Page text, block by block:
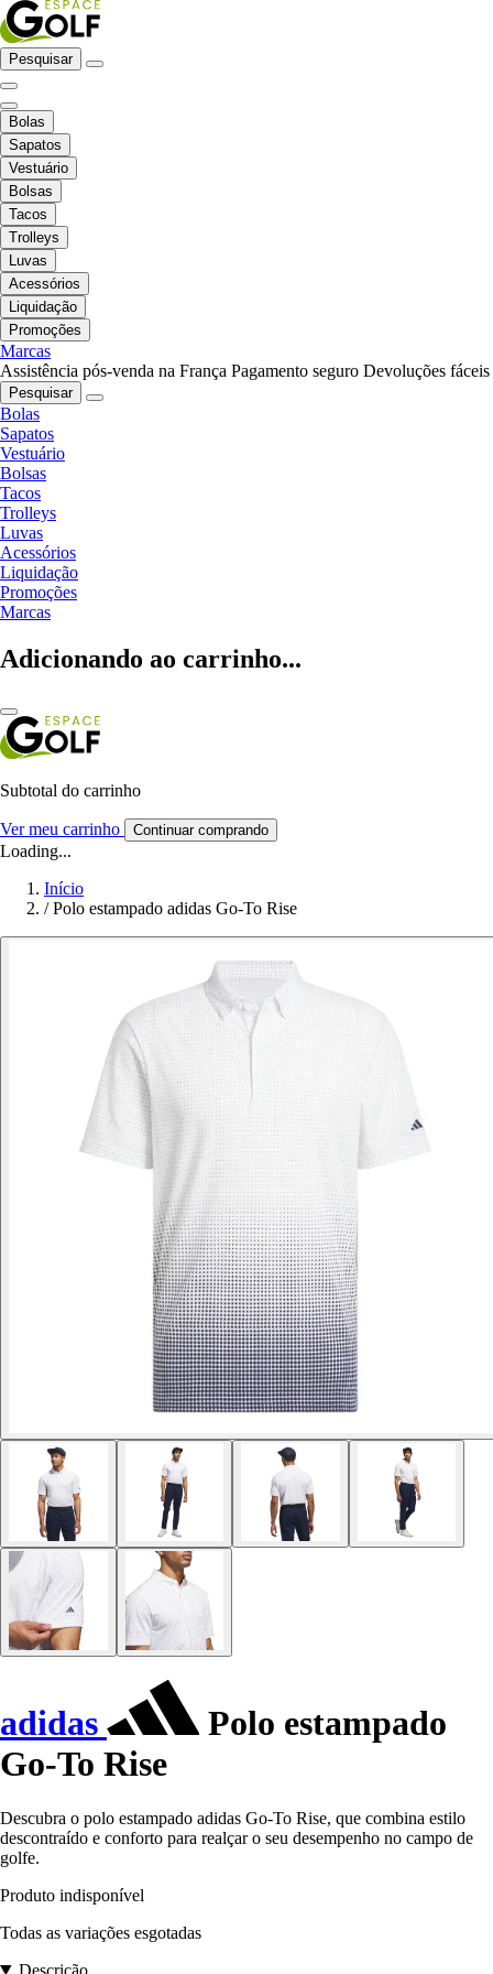
Pesquisar
Bolas
Sapatos
Vestuário
Bolsas
Tacos
Trolleys
Luvas
Acessórios
Liquidação
Promoções
Marcas
Assistência pós-venda na França Pagamento seguro Devoluções fáceis
Pesquisar
Bolas
Sapatos
Vestuário
Bolsas
Tacos
Trolleys
Luvas
Acessórios
Liquidação
Promoções
Marcas
Adicionando ao carrinho...
Subtotal do carrinho
Ver meu carrinho Continuar comprando
Loading...
Início
/ Polo estampado adidas Go-To Rise
adidas
Polo estampado
Go-To Rise
Descubra o polo estampado adidas Go-To Rise, que combina estilo
descontraído e conforto para realçar o seu desempenho no campo de
golfe.
Produto indisponível
Todas as variações esgotadas
Descrição